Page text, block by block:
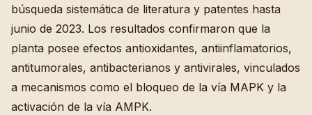
búsqueda sistemática de literatura y patentes hasta
junio de 2023. Los resultados confirmaron que la
planta posee efectos antioxidantes, antiinflamatorios,
antitumorales, antibacterianos y antivirales, vinculados
a mecanismos como el bloqueo de la vía MAPK y la
activación de la vía AMPK.